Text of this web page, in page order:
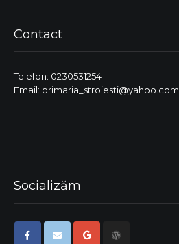
Contact
Telefon: 0230531254
Email: primaria_stroiesti@yahoo.com
Socializăm